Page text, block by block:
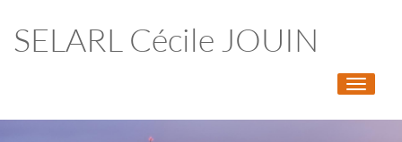
SELARL Cécile JOUIN
Toggle